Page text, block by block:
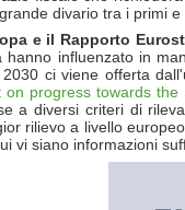
divario tra i primi
e il Rapporto
hanno influenzato in
ci viene offerta
on progress towards the
a diversi criteri di
rilievo a livello
vi siano informazioni